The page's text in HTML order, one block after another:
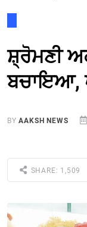
ਸ਼੍ਰੋਮਣੀ
ਬਚਾਇਆ,
BYAAKSH NEWS
SHARE: 1,509